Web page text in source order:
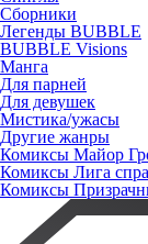
Сборники
Легенды BUBBLE
BUBBLE Visions
Манга
Для парней
Для девушек
Мистика/ужасы
Другие жанры
Комиксы Майор
Комиксы Лига
Комиксы